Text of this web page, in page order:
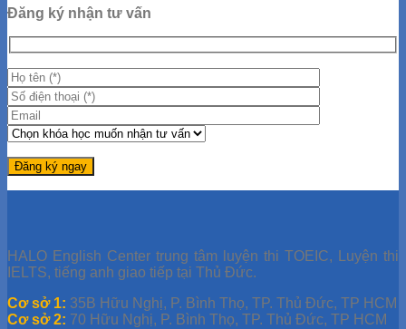
Đăng ký nhận tư vấn
HALO English Center trung tâm luyện thi TOEIC, Luyện thi
IELTS, tiếng anh giao tiếp tại Thủ Đức.
Cơ sở 1: 35B Hữu Nghị, P. Bình Thọ, TP. Thủ Đức, TP HCM
Cơ sở 2: 70 Hữu Nghị, P. Bình Thọ, TP. Thủ Đức, TP HCM